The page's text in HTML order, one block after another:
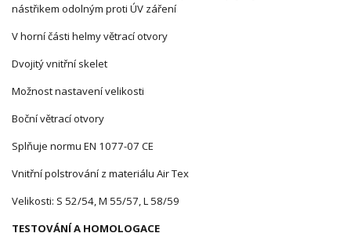
nástřikem odolným proti ÚV záření
V horní části helmy větrací otvory
Dvojitý vnitřní skelet
Možnost nastavení velikosti
Boční větrací otvory
Splňuje normu EN 1077-07 CE
Vnitřní polstrování z materiálu Air Tex
Velikosti: S 52/54, M 55/57, L 58/59
TESTOVÁNÍ A HOMOLOGACE